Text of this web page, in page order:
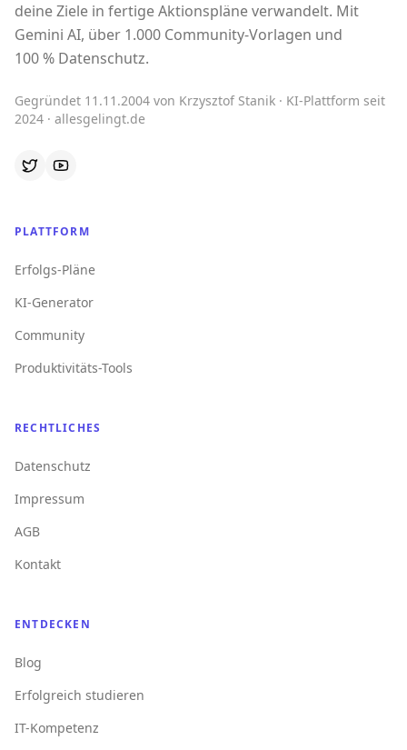
deine Ziele in fertige Aktionspläne verwandelt. Mit
Gemini AI, über 1.000 Community-Vorlagen und
100 % Datenschutz.
Gegründet 11.11.2004 von Krzysztof Stanik · KI-Plattform seit
2024 · allesgelingt.de
PLATTFORM
Erfolgs-Pläne
KI-Generator
Community
Produktivitäts-Tools
RECHTLICHES
Datenschutz
Impressum
AGB
Kontakt
ENTDECKEN
Blog
Erfolgreich studieren
IT-Kompetenz